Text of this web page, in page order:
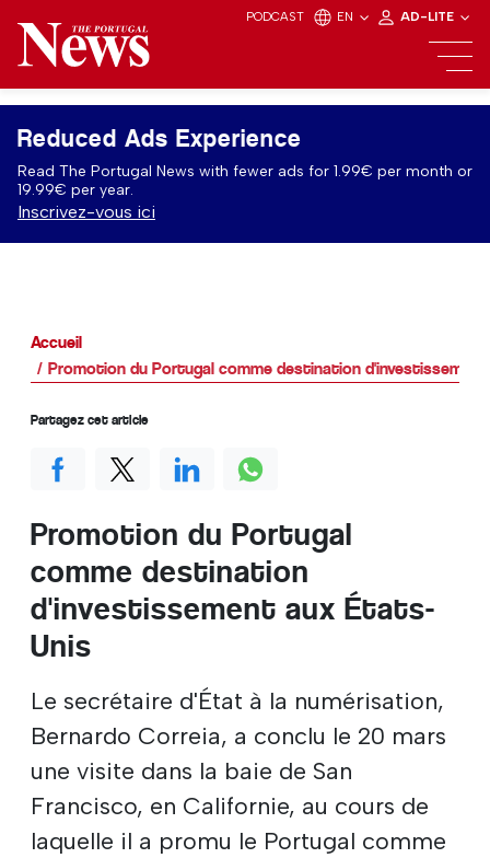
PODCAST EN AD-LITE
Reduced Ads Experience
Read The Portugal News with fewer ads for 1.99€ per month or
19.99€ per year.
Inscrivez-vous ici
Accueil
Promotion du Portugal comme destination
Promotion du Portugal
comme destination
d'investissement aux États-
Unis
Le secrétaire d'État à la numérisation,
Bernardo Correia, a conclu le 20 mars
une visite dans la baie de San
Francisco, en Californie, au cours de
laquelle il a promu le Portugal comme
Partagez cet article